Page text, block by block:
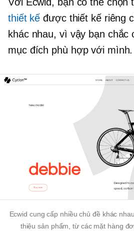
Với Ecwid, bạn có thể chọn
thiết kế được thiết kế riêng
khác nhau, vì vậy bạn
mục đích phù hợp với mình.
Ecwid cung cấp nhiều chủ đề khác
thiệu sản phẩm, từ các mặt hàng